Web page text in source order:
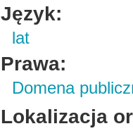
Język:
lat
Prawa:
Domena
Lokalizacja